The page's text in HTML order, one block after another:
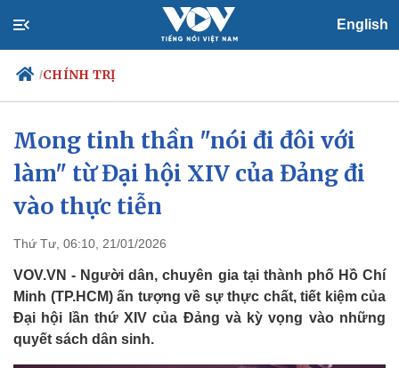
English
/CHÍNH TRỊ
Chính trị
Tổ chức nhân sự
Nhận diện sự thật
Xã hội
Biển đảo
Mong tinh thần "nói đi đôi với
làm" từ Đại hội XIV của Đảng đi
vào thực tiễn
Thứ Tư, 06:10, 21/01/2026
VOV.VN - Người dân, chuyên gia tại thành phố Hồ Chí
Minh (TP.HCM) ấn tượng về sự thực chất, tiết kiệm của
Đại hội lần thứ XIV của Đảng và kỳ vọng vào những
quyết sách dân sinh.